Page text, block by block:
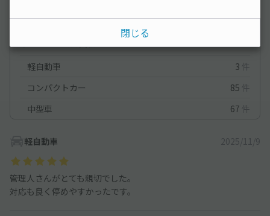
軽自動車
3 件
コンパクトカー
85 件
中型車
67 件
軽自動車 2025/11/9
管理人さんがとても親切でした。
対応も良く停めやすかったです。
閉じる